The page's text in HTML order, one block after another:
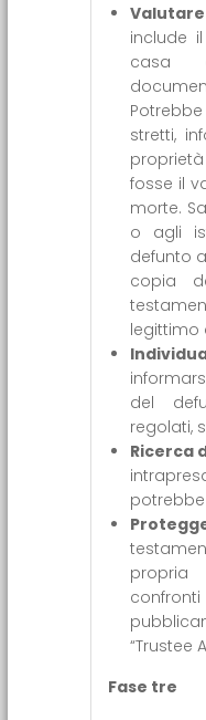
V
include
casa
stretti,
fosse il
morte.
o agli
defunto
copia
legittimo
del
regolati,
Ricerca
propria
“Trustee
Fase tre